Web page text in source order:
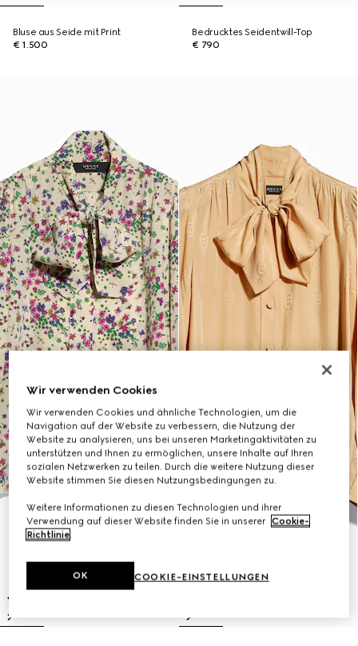
Bluse aus Seide mit Print
€ 1.500
Bedrucktes Seidentwill-Top
€ 790
Wir verwenden Cookies
Wir verwenden Cookies und ähnliche Technologien, um die
Navigation auf der Website zu verbessern, die Nutzung der
Website zu analysieren, uns bei unseren Marketingaktivitäten zu
unterstützen und Ihnen zu ermöglichen, unsere Inhalte auf Ihren
sozialen Netzwerken zu teilen. Durch die weitere Nutzung dieser
Website stimmen Sie diesen Nutzungsbedingungen zu.
Weitere Informationen zu diesen Technologien und ihrer
Verwendung auf dieser Website finden Sie in unserer Cookie-
Richtlinie.
COOKIE-EINSTELLUNGEN
OK